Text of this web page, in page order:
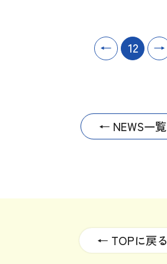
← 12 →
← NEWS一覧
← TOPに戻る